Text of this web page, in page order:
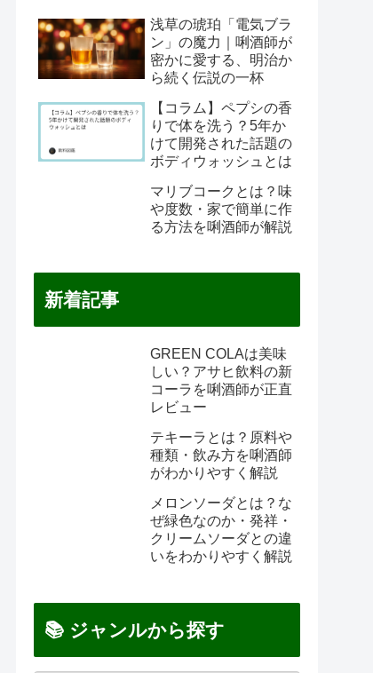
浅草の琥珀「電気ブラ
ン」の魔力｜唎酒師が
密かに愛する、明治か
ら続く伝説の一杯
【コラム】ペプシの香
りで体を洗う？5年か
けて開発された話題の
ボディウォッシュとは
マリブコークとは？味
や度数・家で簡単に作
る方法を唎酒師が解説
新着記事
GREEN COLAは美味
しい？アサヒ飲料の新
コーラを唎酒師が正直
レビュー
テキーラとは？原料や
種類・飲み方を唎酒師
がわかりやすく解説
メロンソーダとは？な
ぜ緑色なのか・発祥・
クリームソーダとの違
いをわかりやすく解説
📚 ジャンルから探す